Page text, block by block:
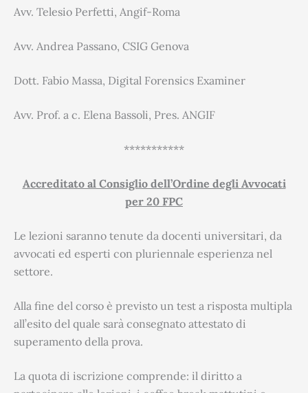
Avv. Telesio Perfetti, Angif-Roma
Avv. Andrea Passano, CSIG Genova
Dott. Fabio Massa, Digital Forensics Examiner
Avv. Prof. a c. Elena Bassoli, Pres. ANGIF
***********
Accreditato al Consiglio dell’Ordine degli Avvocati
per 20 FPC
Le lezioni saranno tenute da docenti universitari, da
avvocati ed esperti con pluriennale esperienza nel
settore.
Alla fine del corso è previsto un test a risposta multipla
all’esito del quale sarà consegnato attestato di
superamento della prova.
La quota di iscrizione comprende: il diritto a